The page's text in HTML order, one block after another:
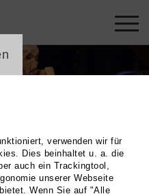
verwenden wir für
Dies beinhaltet u. a. die
auch ein Trackingtool,
unserer Webseite
Wenn Sie auf "Alle